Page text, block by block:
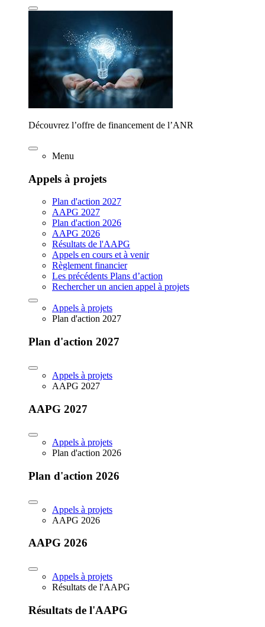
Découvrez l’offre de financement de l’ANR
Menu
Appels à projets
Plan d'action 2027
AAPG 2027
Plan d'action 2026
AAPG 2026
Résultats de l'AAPG
Appels en cours et à venir
Règlement financier
Les précédents Plans d’action
Rechercher un ancien appel à projets
Appels à projets
Plan d'action 2027
Plan d'action 2027
Appels à projets
AAPG 2027
AAPG 2027
Appels à projets
Plan d'action 2026
Plan d'action 2026
Appels à projets
AAPG 2026
AAPG 2026
Appels à projets
Résultats de l'AAPG
Résultats de l'AAPG